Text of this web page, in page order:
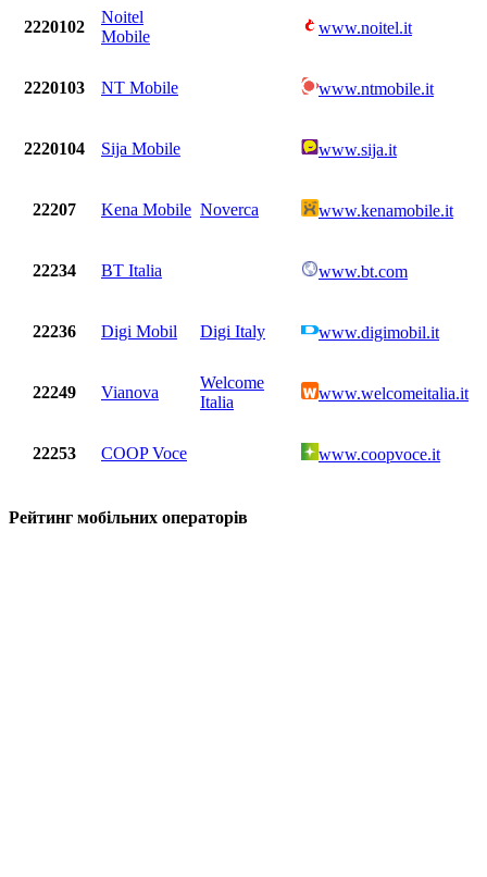
2220102
Noitel
Mobile
www.noitel.it
2220103 NT Mobile www.ntmobile.it
2220104 Sija Mobile www.sija.it
22207 Kena Mobile Noverca www.kenamobile.it
22234 BT Italia www.bt.com
22236 Digi Mobil Digi Italy www.digimobil.it
22249 Vianova
Welcome
Italia
www.welcomeitalia.it
22253 COOP Voce www.coopvoce.it
Рейтинг мобільних операторів